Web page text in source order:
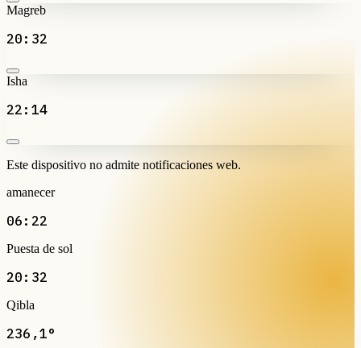
Magreb
20:32
Isha
22:14
Este dispositivo no admite notificaciones web.
amanecer
06:22
Puesta de sol
20:32
Qibla
236,1°